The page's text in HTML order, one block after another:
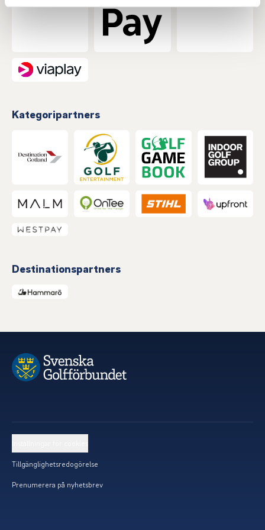
Kategoripartners
Destinationspartners
Tillgänglighetsredogörelse
Prenumerera på nyhetsbrev